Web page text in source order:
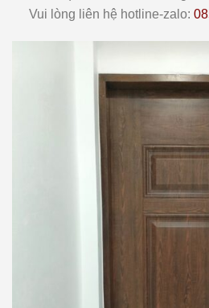
Vui lòng liên hệ hotline-zalo: